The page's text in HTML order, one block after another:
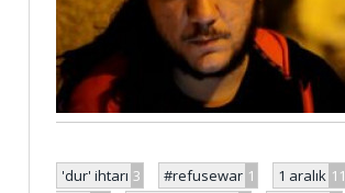
'dur' ihtarı 3 #refusewar 1 1 aralık 11